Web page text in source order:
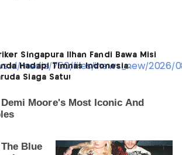
Singapura Ilhan Fandi Bawa Misi
Hadapi Timnas Indonesia,
Siaga Satu!